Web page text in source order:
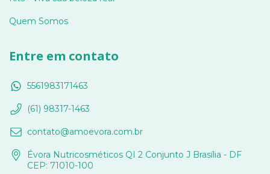
Quem Somos
Entre em contato
5561983171463
(61) 98317-1463
contato@amoevora.com.br
Évora Nutricosméticos QI 2 Conjunto J Brasília - DF
CEP: 71010-100